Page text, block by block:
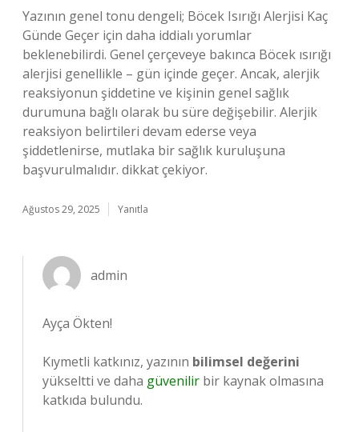
Yazının genel tonu dengeli; Böcek Isırığı Alerjisi Kaç
Günde Geçer için daha iddialı yorumlar
beklenebilirdi. Genel çerçeveye bakınca Böcek ısırığı
alerjisi genellikle – gün içinde geçer. Ancak, alerjik
reaksiyonun şiddetine ve kişinin genel sağlık
durumuna bağlı olarak bu süre değişebilir. Alerjik
reaksiyon belirtileri devam ederse veya
şiddetlenirse, mutlaka bir sağlık kuruluşuna
başvurulmalıdır. dikkat çekiyor.
Ağustos 29, 2025 Yanıtla
admin
Ayça Ökten!
Kıymetli katkınız, yazının bilimsel değerini
yükseltti ve daha güvenilir bir kaynak olmasına
katkıda bulundu.